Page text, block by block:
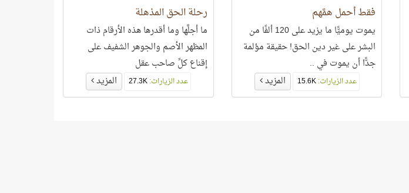
فقط أحمل همَّهم
يموت يوميًّا ما يزيد على 120 ألفًا من
البشر على غير دين الحق! حقيقة مؤلمة
جدًّا أن يموت في ..
عدد الزيارات:15.6K المزيد
رحلة الحق المذهلة
ما أجلَّها وما أقدرها هذه الأرقام ذات
المظهر الأصم والجوهر الشفيف على
إقناع كلِّ صاحب عقل
عدد الزيارات:27.3K المزيد